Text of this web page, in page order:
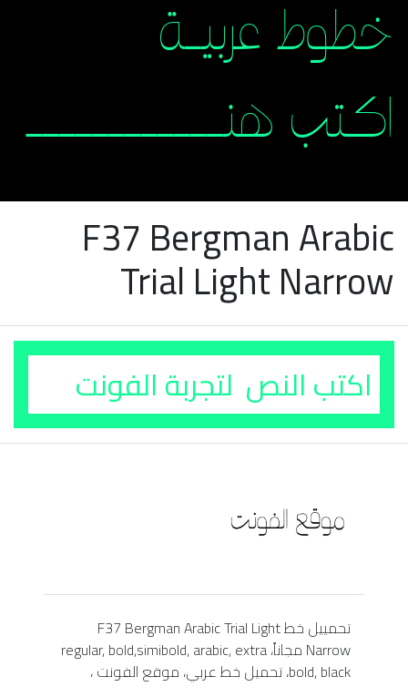
F37 Bergman Arabic
Trial Light Narrow
تحمييل خط F37 Bergman Arabic Trial Light
Narrow مجاناً، regular, bold,simibold, arabic, extra
bold, black، تحميل خط عربي، موقع الفونت ،